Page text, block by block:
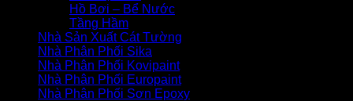
Hồ Bơi – Bể Nước
Tầng Hầm
Nhà Sản Xuất Cát Tường
Nhà Phân Phối Sika
Nhà Phân Phối Kovipaint
Nhà Phân Phối Europaint
Nhà Phân Phối Sơn Epoxy